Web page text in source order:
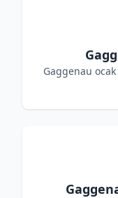
Gaggenau